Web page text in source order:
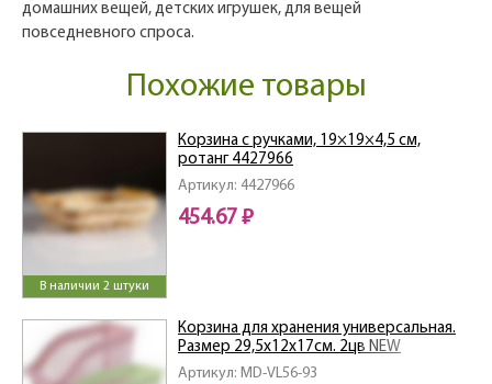
домашних вещей, детских игрушек, для вещей
повседневного спроса.
Похожие товары
В наличии 2 штуки
Артикул: 4427966
Корзина с ручками, 19×19×4,5 см,
ротанг 4427966
454.67 ₽
Артикул: MD-VL56-93
Корзина для хранения универсальная.
Размер 29,5х12х17см. 2цв NEW